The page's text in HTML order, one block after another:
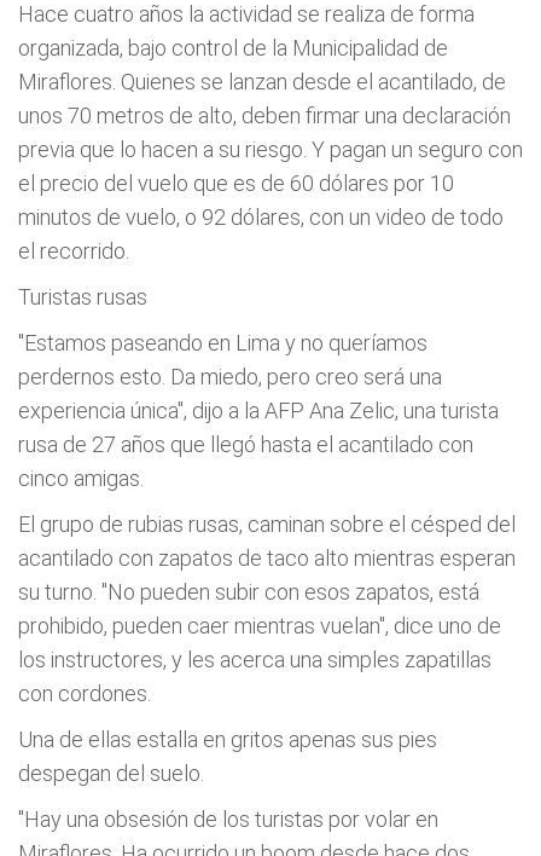
Hace cuatro años la actividad se realiza de forma
organizada, bajo control de la Municipalidad de
Miraflores. Quienes se lanzan desde el acantilado, de
unos 70 metros de alto, deben firmar una declaración
previa que lo hacen a su riesgo. Y pagan un seguro con
el precio del vuelo que es de 60 dólares por 10
minutos de vuelo, o 92 dólares, con un video de todo
el recorrido.
Turistas rusas
"Estamos paseando en Lima y no queríamos
perdernos esto. Da miedo, pero creo será una
experiencia única", dijo a la AFP Ana Zelic, una turista
rusa de 27 años que llegó hasta el acantilado con
cinco amigas.
El grupo de rubias rusas, caminan sobre el césped del
acantilado con zapatos de taco alto mientras esperan
su turno. "No pueden subir con esos zapatos, está
prohibido, pueden caer mientras vuelan", dice uno de
los instructores, y les acerca una simples zapatillas
con cordones.
Una de ellas estalla en gritos apenas sus pies
despegan del suelo.
"Hay una obsesión de los turistas por volar en